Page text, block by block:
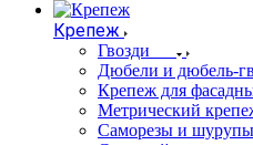
Крепеж
Гвозди
Дюбели и дюбель-
Крепеж для
Метрический
Саморезы и шурупы